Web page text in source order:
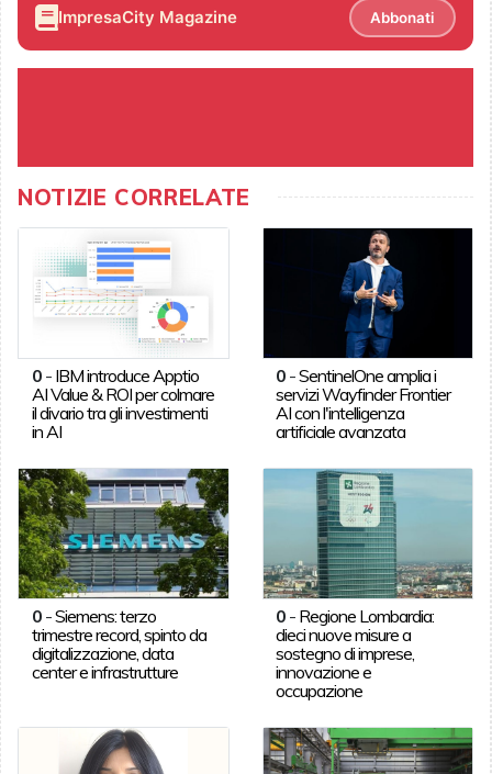
ImpresaCity Magazine Abbonati
NOTIZIE CORRELATE
0- IBM introduce Apptio
AI Value & ROI per colmare
il divario tra gli investimenti
in AI
0 -SentinelOne amplia i
servizi Wayfinder Frontier
AI con l'intelligenza
artificiale avanzata
0-Siemens: terzo
trimestre record, spinto da
digitalizzazione, data
center e infrastrutture
0 - Regione Lombardia:
dieci nuove misure a
sostegno di imprese,
innovazione e
occupazione